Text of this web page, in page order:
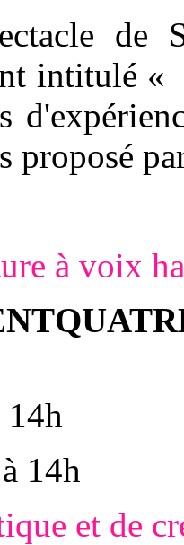
de
intitulé
proposé
à voix
14h
et de